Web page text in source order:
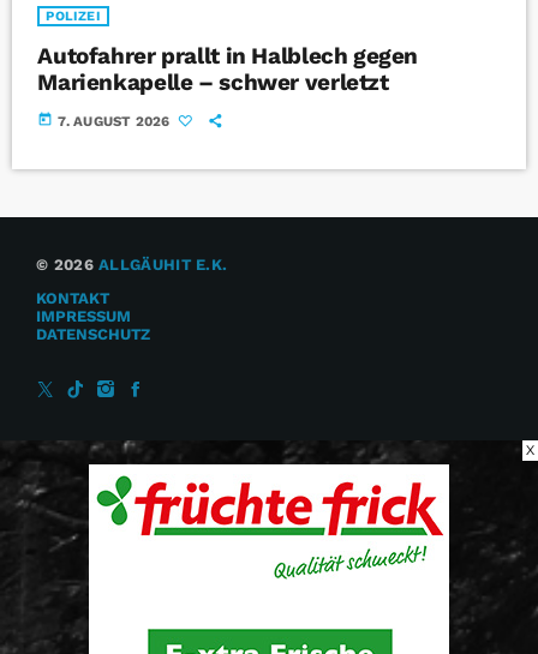
POLIZEI
Autofahrer prallt in Halblech gegen
Marienkapelle – schwer verletzt
today 7. AUGUST 2026
© 2026ALLGÄUHIT E.K.
KONTAKT
IMPRESSUM
DATENSCHUTZ
X